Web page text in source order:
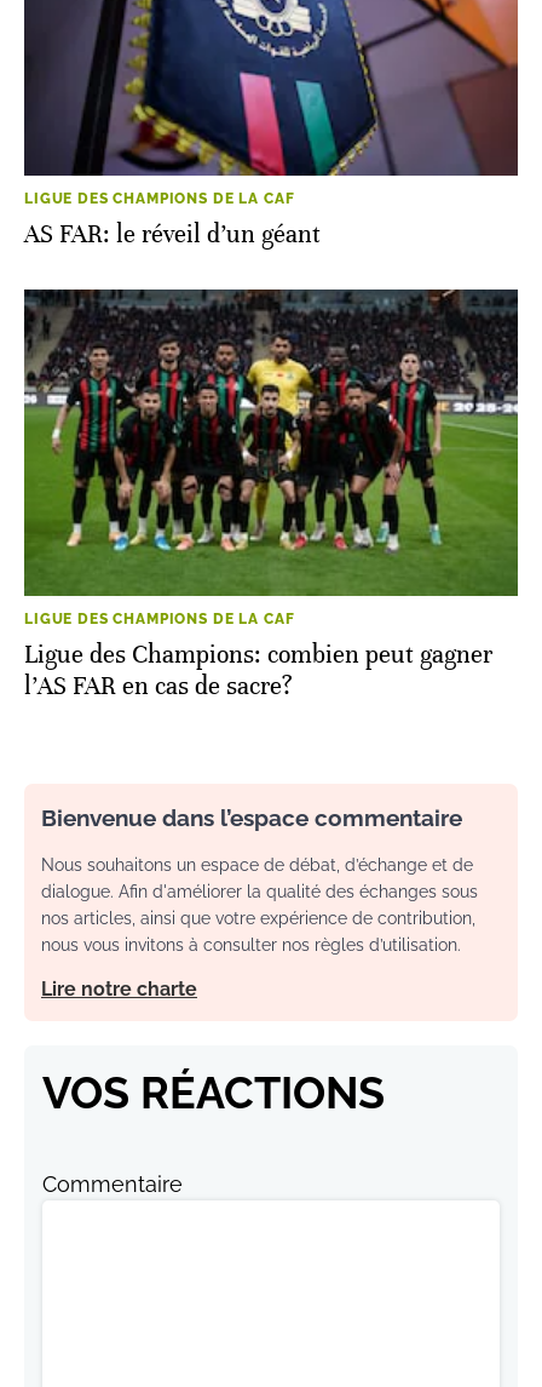
LIGUE DES CHAMPIONS DE LA CAF
AS FAR: le réveil d’un géant
LIGUE DES CHAMPIONS DE LA CAF
Ligue des Champions: combien peut gagner
l’AS FAR en cas de sacre?
Bienvenue dans l’espace commentaire
Nous souhaitons un espace de débat, d’échange et de
dialogue. Afin d'améliorer la qualité des échanges sous
nos articles, ainsi que votre expérience de contribution,
nous vous invitons à consulter nos règles d’utilisation.
Lire notre charte
VOS RÉACTIONS
Commentaire